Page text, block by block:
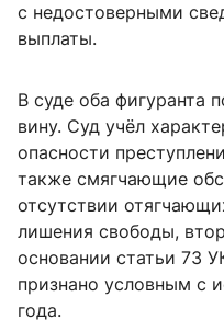
с недостоверными
выплаты.
В суде оба фигуранта
вину. Суд учёл
опасности
также смягчающие
отсутствии
лишения свободы,
основании статьи 73
признано условным с
года.